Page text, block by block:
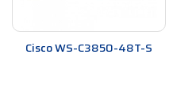
Cisco WS-C3850-48T-S